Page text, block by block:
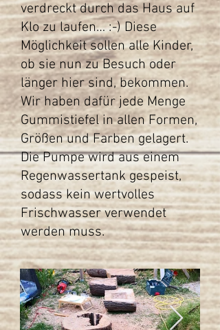
verdreckt durch das Haus auf
Klo zu laufen… :-) Diese
Möglichkeit sollen alle Kinder,
ob sie nun zu Besuch oder
länger hier sind, bekommen.
Wir haben dafür jede Menge
Gummistiefel in allen Formen,
Größen und Farben gelagert.
Die Pumpe wird aus einem
Regenwassertank gespeist,
sodass kein wertvolles
Frischwasser verwendet
werden muss.